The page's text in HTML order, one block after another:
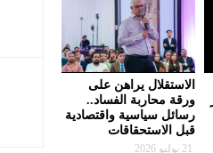
الاستقلال يراهن على
ورقة محاربة الفساد..
رسائل سياسية واقتصادية
قبل الاستحقاقات